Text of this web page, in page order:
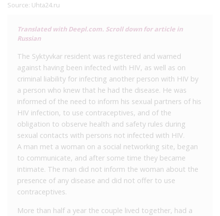
Source: Uhta24.ru
Translated with Deepl.com. Scroll down for article in
Russian
The Syktyvkar resident was registered and warned
against having been infected with HIV, as well as on
criminal liability for infecting another person with HIV by
a person who knew that he had the disease. He was
informed of the need to inform his sexual partners of his
HIV infection, to use contraceptives, and of the
obligation to observe health and safety rules during
sexual contacts with persons not infected with HIV.
A man met a woman on a social networking site, began
to communicate, and after some time they became
intimate. The man did not inform the woman about the
presence of any disease and did not offer to use
contraceptives.
More than half a year the couple lived together, had a